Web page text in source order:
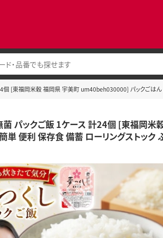
個 [東福岡米穀 福岡県 宇美町 um40beh030000] パックごは
菌 パックご飯 1ケース 計24個 [東福岡
単 便利 保存食 備蓄 ローリングストック